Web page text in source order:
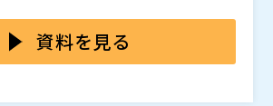
因の多くは「VPNやリモートデスクト
の侵入」が全体の感染経路の8割以上
や事業停止の被害事例も後を絶ちませ
残ります。加えて、複数拠点やクラウ
のファイアウォールやセキュリティ製
少人数のIT部門が運用を担うため、負
モートアクセスを入口とする脅威への
ん。しかし既存のネットワークを大き
部門では管理負担も増大します。 本
ソース活用研究所（）
資料を見る